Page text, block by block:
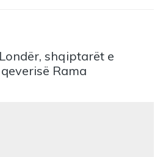
shqiptarët e
Rama